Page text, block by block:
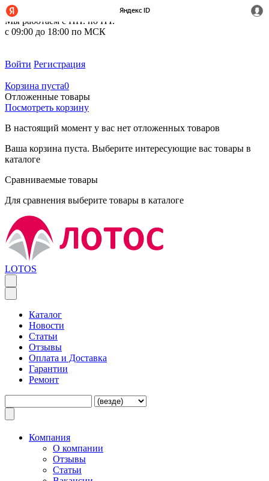
+7 (495) 212-14-37
Мы работаем с ПН. по ПТ.
с 09:00 до 18:00 по МСК
Войти Регистрация
Корзина пуста0
Отложенные товары
Посмотреть корзину
В настоящий момент у вас нет отложенных товаров
Ваша корзина пуста. Выберите интересующие вас товары в
каталоге
Сравниваемые товары
Для сравнения выберите товары в каталоге
LOTOS
Каталог
Новости
Статьи
Отзывы
Оплата и Доставка
Гарантии
Ремонт
Компания
O компании
Отзывы
Статьи